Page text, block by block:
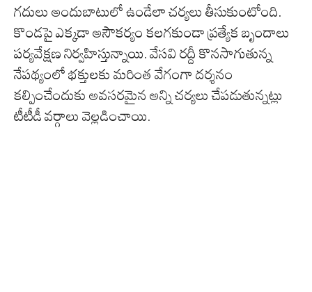
గదులు అందుబాటులో ఉండేలా చర్యలు తీసుకుంటోంది.
కొండపై ఎక్కడా అసౌకర్యం కలగకుండా ప్రత్యేక బృందాలు
పర్యవేక్షణ నిర్వహిస్తున్నాయి. వేసవి రద్దీ కొనసాగుతున్న
నేపథ్యంలో భక్తులకు మరింత వేగంగా దర్శనం
కల్పించేందుకు అవసరమైన అన్ని చర్యలు చేపడుతున్నట్లు
టీటీడీ వర్గాలు వెల్లడించాయి.